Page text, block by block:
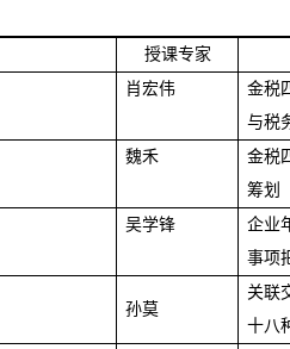
授课专家
肖宏伟
金税
与税
魏禾
金税
筹划
吴学锋
企业
事项
孙莫
关联
十八